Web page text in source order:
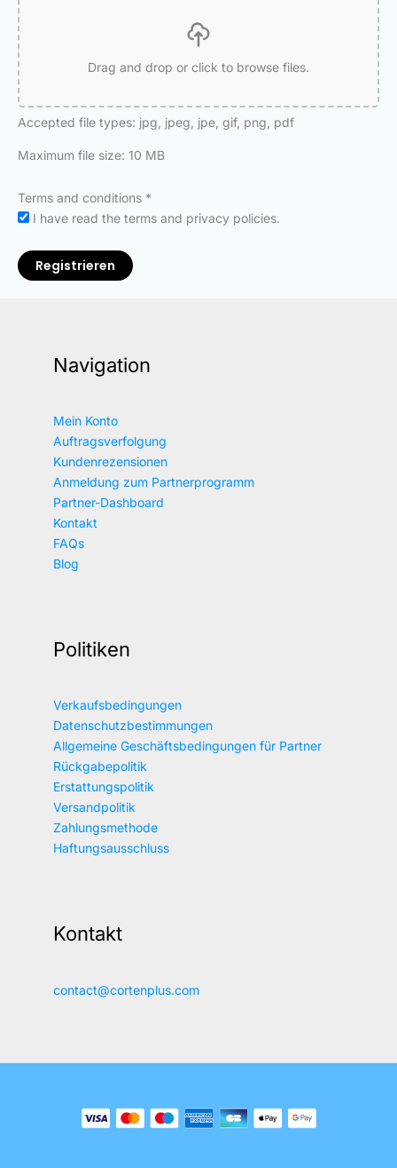
Drag and drop or click to browse files.
Accepted file types: jpg, jpeg, jpe, gif, png, pdf
Maximum file size: 10 MB
Terms and conditions *
I have read the terms and privacy policies.
Registrieren
Navigation
Mein Konto
Auftragsverfolgung
Kundenrezensionen
Anmeldung zum Partnerprogramm
Partner-Dashboard
Kontakt
FAQs
Blog
Politiken
Verkaufsbedingungen
Datenschutzbestimmungen
Allgemeine Geschäftsbedingungen für Partner
Rückgabepolitik
Erstattungspolitik
Versandpolitik
Zahlungsmethode
Haftungsausschluss
Kontakt
contact@cortenplus.com